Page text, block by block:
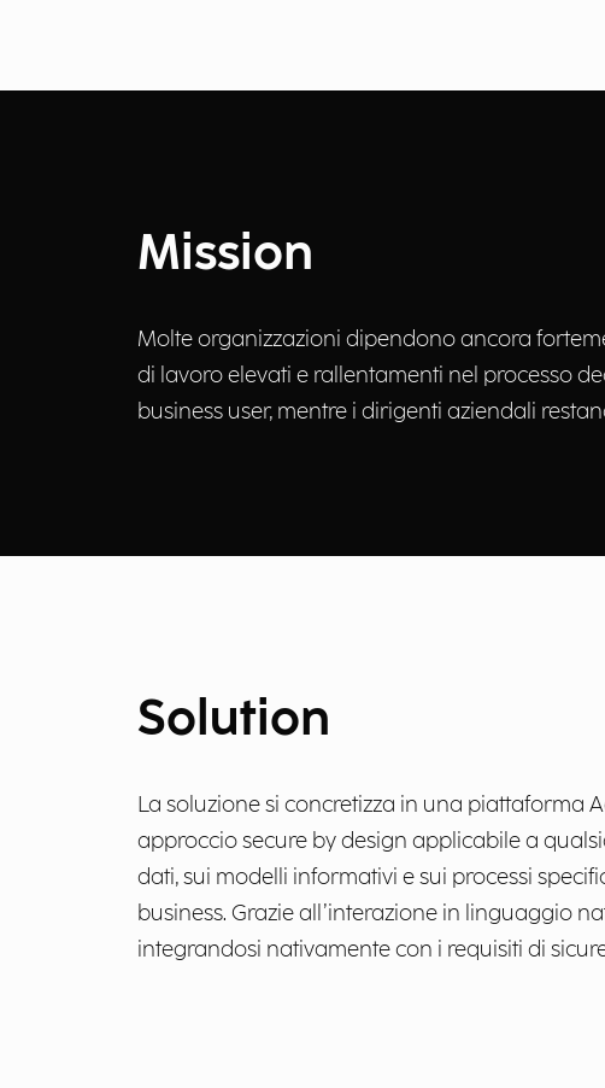
Mission
Molte organizzazioni dipendono ancora
di lavoro elevati e rallentamenti nel processo
business user, mentre i dirigenti aziendali
Solution
La soluzione si concretizza in una piattaforma
approccio secure by design applicabile a
dati, sui modelli informativi e sui processi
business. Grazie all’interazione in linguaggio
integrandosi nativamente con i requisiti di